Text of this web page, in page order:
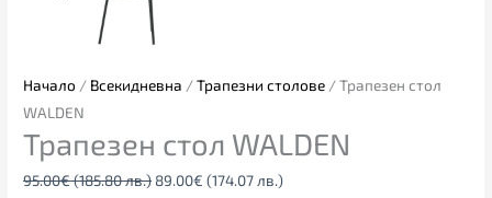
Начало / Всекидневна /Трапезни столове / Трапезен стол
WALDEN
Трапезен стол WALDEN
95.00€(185.80 лв.) 89.00€ (174.07 лв.)